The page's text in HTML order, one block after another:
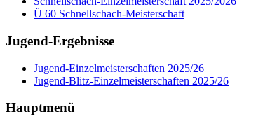
Ü 60 Schnellschach-Meisterschaft
Jugend-Ergebnisse
Jugend-Einzelmeisterschaften 2025/26
Jugend-Blitz-Einzelmeisterschaften 2025/26
Hauptmenü